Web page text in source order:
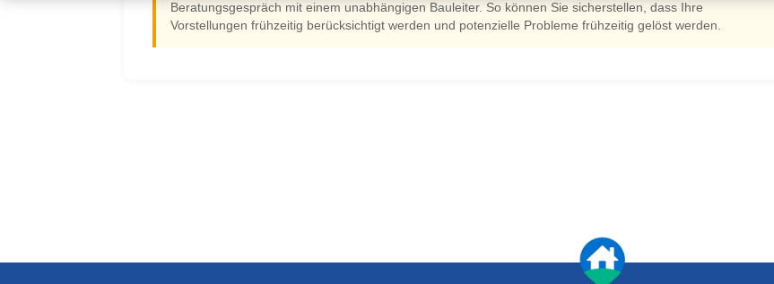
Beratungsgespräch mit einem unabhängigen Bauleiter. So können Sie sicherstellen, dass Ihre
Vorstellungen frühzeitig berücksichtigt werden und potenzielle Probleme frühzeitig gelöst werden.